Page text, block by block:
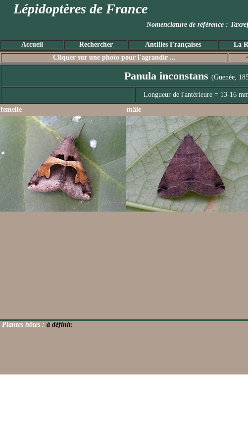
Lépidoptères de France
Nomenclature de référence :
Accueil Rechercher Antilles Françaises La
Cliquer sur une photo pour l'agrandir ...
Panula inconstans (Guenée,
Longueur de l'antérieure = 13-16
femelle
mâle
Plantes hôtes : à définir.